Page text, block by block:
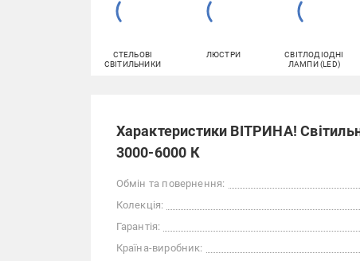
СТЕЛЬОВІ
СВІТИЛЬНИКИ
ЛЮСТРИ
СВІТЛОДІОДНІ
ЛАМПИ (LED)
Характеристики ВІТРИНА!
3000-6000 К
Обмін та повернення:
Колекція:
Гарантія:
Країна-виробник: